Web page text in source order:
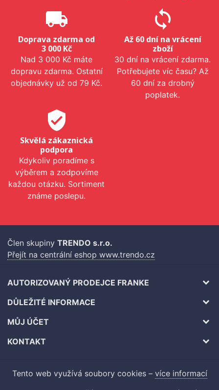
local_shipping
Doprava zdarma od
3 000 Kč
Nad 3 000 Kč máte
dopravu zdarma. Ostatní
objednávky už od 79 Kč.
sync
Až 60 dní na vrácení
zboží
30 dní na vrácení zdarma.
Potřebujete víc času? Až
60 dní za drobný
poplatek.
verified_user
Skvělá zákaznická
podpora
Kdykoliv poradíme s
výběrem a zodpovíme
každou otázku. Sortiment
známe poslepu.
Člen skupiny TRENDO s.r.o.
Přejít na centrální eshop www.trendo.cz
AUTORIZOVANÝ PRODEJCE FRANKE
DŮLEŽITÉ INFORMACE
MŮJ ÚČET
KONTAKT
Tento web využívá soubory cookies – více informací